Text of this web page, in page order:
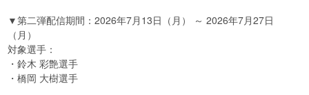
▼第二弾配信期間：2026年7月13日（月） ～ 2026年7月27日
（月）
対象選手：
・鈴木 彩艶選手
・橋岡 大樹選手